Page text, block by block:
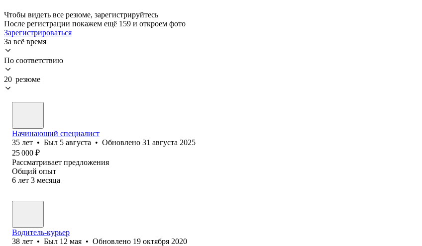
Чтобы видеть все резюме, зарегистрируйтесь
После регистрации покажем ещё 159 и откроем фото
Зарегистрироваться
За всё время
По соответствию
20 резюме
Начинающий специалист
35 лет • Был 5 августа • Обновлено 31 августа 2025
25 000 ₽
Рассматривает предложения
Общий опыт
6 лет 3 месяца
Водитель-курьер
38 лет • Был 12 мая • Обновлено 19 октября 2020